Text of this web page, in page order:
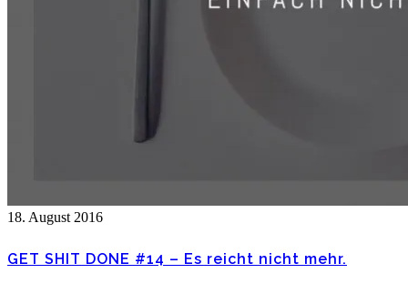
18. August 2016
GET SHIT DONE #14 – Es reicht nicht mehr.